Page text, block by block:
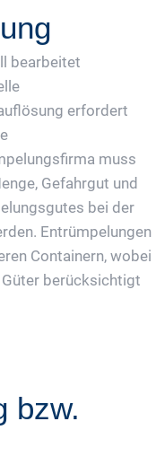
bearbeitet
erfordert
muss
Gefahrgut und
bei der
Entrümpelungen
Containern, wobei
berücksichtigt
bzw.